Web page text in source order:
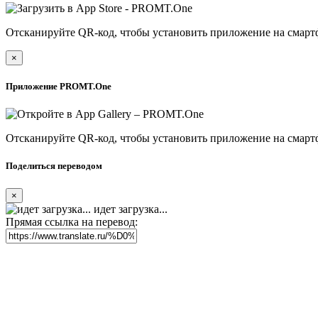
Отсканируйте QR-код, чтобы установить приложение на
×
Приложение PROMT.One
Отсканируйте QR-код, чтобы установить приложение на
Поделиться переводом
×
идет загрузка...
Прямая ссылка на перевод: